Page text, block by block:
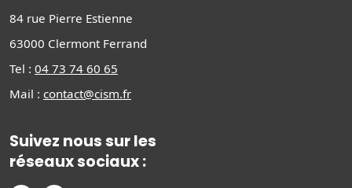
84 rue Pierre Estienne
63000 Clermont Ferrand
Tel : 04 73 74 60 65
Mail : contact@cism.fr
Suivez nous sur les
réseaux sociaux :